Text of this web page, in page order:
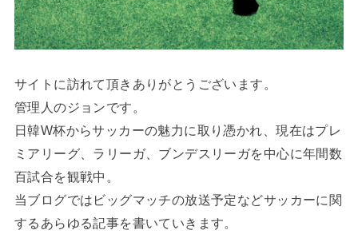
サイトに訪れて頂きありがとうございます。
管理人のジョンです。
日韓W杯からサッカーの魅力に取り憑かれ、現在はプレ
ミアリーグ、ラリーガ、ブンデスリーガを中心に年間数
百試合を観戦中。
当ブログではビッグマッチの放送予定などサッカーに関
するあらゆる記事を書いていきます。